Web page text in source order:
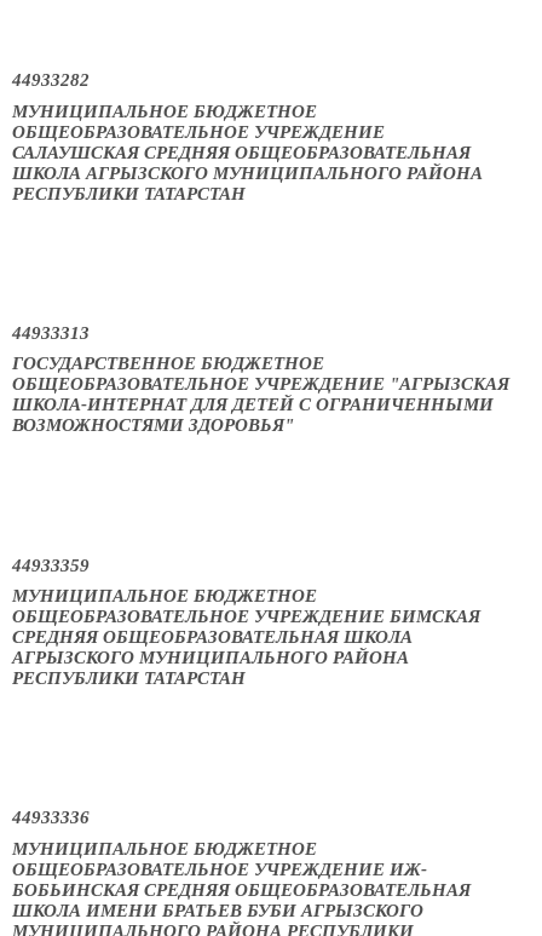
44933282
МУНИЦИПАЛЬНОЕ БЮДЖЕТНОЕ
ОБЩЕОБРАЗОВАТЕЛЬНОЕ УЧРЕЖДЕНИЕ
САЛАУШСКАЯ СРЕДНЯЯ ОБЩЕОБРАЗОВАТЕЛЬНАЯ
ШКОЛА АГРЫЗСКОГО МУНИЦИПАЛЬНОГО РАЙОНА
РЕСПУБЛИКИ ТАТАРСТАН
44933313
ГОСУДАРСТВЕННОЕ БЮДЖЕТНОЕ
ОБЩЕОБРАЗОВАТЕЛЬНОЕ УЧРЕЖДЕНИЕ "АГРЫЗСКАЯ
ШКОЛА-ИНТЕРНАТ ДЛЯ ДЕТЕЙ С ОГРАНИЧЕННЫМИ
ВОЗМОЖНОСТЯМИ ЗДОРОВЬЯ"
44933359
МУНИЦИПАЛЬНОЕ БЮДЖЕТНОЕ
ОБЩЕОБРАЗОВАТЕЛЬНОЕ УЧРЕЖДЕНИЕ БИМСКАЯ
СРЕДНЯЯ ОБЩЕОБРАЗОВАТЕЛЬНАЯ ШКОЛА
АГРЫЗСКОГО МУНИЦИПАЛЬНОГО РАЙОНА
РЕСПУБЛИКИ ТАТАРСТАН
44933336
МУНИЦИПАЛЬНОЕ БЮДЖЕТНОЕ
ОБЩЕОБРАЗОВАТЕЛЬНОЕ УЧРЕЖДЕНИЕ ИЖ-
БОБЬИНСКАЯ СРЕДНЯЯ ОБЩЕОБРАЗОВАТЕЛЬНАЯ
ШКОЛА ИМЕНИ БРАТЬЕВ БУБИ АГРЫЗСКОГО
МУНИЦИПАЛЬНОГО РАЙОНА РЕСПУБЛИКИ